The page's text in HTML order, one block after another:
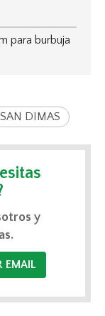
para burbuja
SAN DIMAS
y
EMAIL